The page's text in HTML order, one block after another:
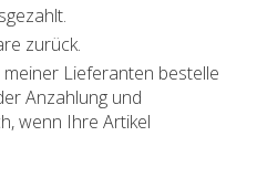
zurück.
Lieferanten bestelle
Anzahlung und
wenn Ihre Artikel